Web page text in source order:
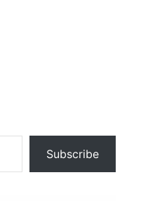
Subscribe